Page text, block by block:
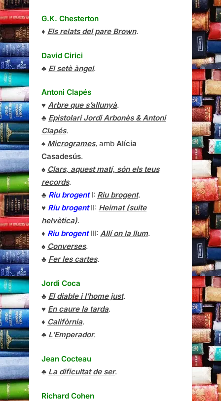
G.K. Chesterton
♦ Els relats del pare Brown.
David Cirici
♣ El setè àngel.
Antoni Clapés
♥ Arbre que s’allunyà.
♣ Epistolari Jordi Arbonès & Antoni
Clapés.
♠ Microgrames, amb Alícia
Casadesús.
♠ Clars, aquest matí, són els teus
records.
♣ Riu brogentI: Riu brogent.
♥ Riu brogentII: Heimat (suite
helvètica).
♦ Riu brogentIII: Allí on la llum.
♠ Converses.
♣ Fer les cartes.
Jordi Coca
♣ El diable i l’home just.
♥ En caure la tarda.
♦ Califòrnia.
♣ L’Emperador.
Jean Cocteau
♣ La dificultat de ser.
Richard Cohen